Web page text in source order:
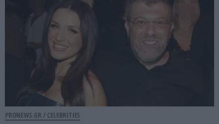
PRONEWS.GR / CELEBRITIES